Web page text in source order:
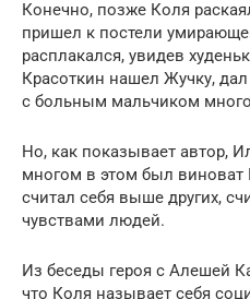
Конечно, позже Коля
пришел к постели
расплакался, увидев
Красоткин нашел Жучку,
с больным мальчиком
Но, как показывает автор,
многом в этом был виноват
считал себя выше других,
чувствами людей.
Из беседы героя с Алешей
что Коля называет себя